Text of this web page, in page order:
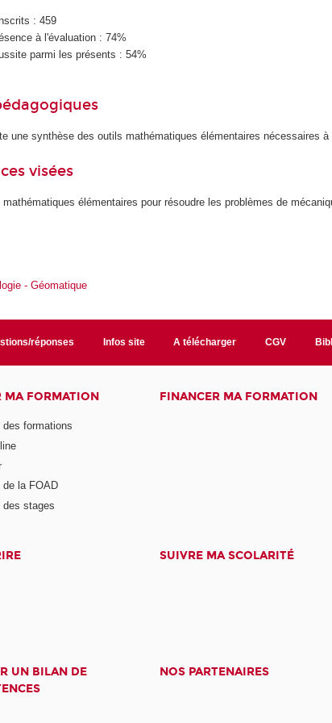
: 459
à l'évaluation : 74%
parmi les présents : 54%
une synthèse des outils mathématiques élémentaires nécessaires à
visées
élémentaires pour résoudre les problèmes de
- Géomatique
réponses Infos site A télécharger CGV
MA FORMATION
des formations
de la FOAD
des stages
FINANCER MA FORMATION
SUIVRE MA SCOLARITÉ
UN BILAN DE
NOS PARTENAIRES